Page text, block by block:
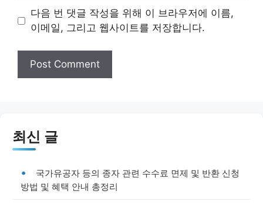
다음 번 댓글 작성을 위해 이 브라우저에 이름,
이메일, 그리고 웹사이트를 저장합니다.
최신 글
국가유공자 등의 종자 관련 수수료 면제 및 반환 신청
방법 및 혜택 안내 총정리